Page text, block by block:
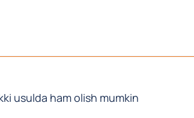
usulda ham olish mumkin